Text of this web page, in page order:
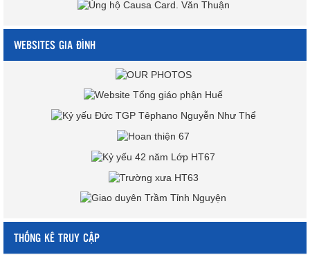
WEBSITES GIA ĐÌNH
THỐNG KÊ TRUY CẬP